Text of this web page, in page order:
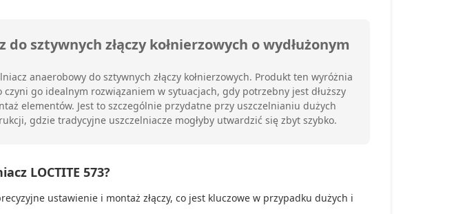
do sztywnych złączy kołnierzowych o wydłużonym
anaerobowy do sztywnych złączy kołnierzowych. Produkt ten wyróżnia
go idealnym rozwiązaniem w sytuacjach, gdy potrzebny jest dłuższy
elementów. Jest to szczególnie przydatne przy uszczelnianiu dużych
gdzie tradycyjne uszczelniacze mogłyby utwardzić się zbyt szybko.
LOCTITE 573?
ustawienie i montaż złączy, co jest kluczowe w przypadku dużych i